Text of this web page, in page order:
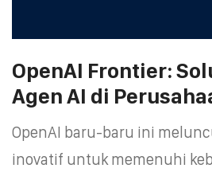
OpenAI Frontier:
Agen AI di
OpenAI baru-baru ini
inovatif untuk memenuhi